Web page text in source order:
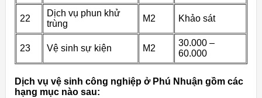
22
Dịch vụ phun khử
trùng
M2 Khảo sát
23 Vệ sinh sự kiện M2
30.000 –
60.000
Dịch vụ vệ sinh công nghiệp ở Phú Nhuận gồm các
hạng mục nào sau: